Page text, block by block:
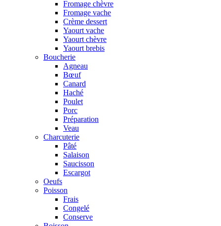
Fromage chèvre
Fromage vache
Crème dessert
Yaourt vache
Yaourt chèvre
Yaourt brebis
Boucherie
Agneau
Bœuf
Canard
Haché
Poulet
Porc
Préparation
Veau
Charcuterie
Pâté
Salaison
Saucisson
Escargot
Oeufs
Poisson
Frais
Congelé
Conserve